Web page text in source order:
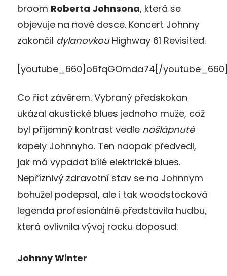
broom Roberta Johnsona, která se
objevuje na nové desce. Koncert Johnny
zakončil dylanovkouHighway 61 Revisited.
[youtube_660]o6fqGOmda74[/
Co říct závěrem. Vybraný předskokan
ukázal akustické blues jednoho muže, což
byl příjemný kontrast vedle našlápnuté
kapely Johnnyho. Ten naopak předvedl,
jak má vypadat bílé elektrické blues.
Nepříznivý zdravotní stav se na Johnnym
bohužel podepsal, ale i tak woodstocková
legenda profesionálně představila hudbu,
která ovlivnila vývoj rocku doposud.
Johnny Winter